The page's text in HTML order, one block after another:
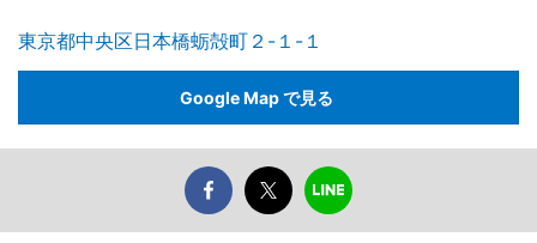
東京都中央区日本橋蛎殻町２-１-１
Google Map で見る